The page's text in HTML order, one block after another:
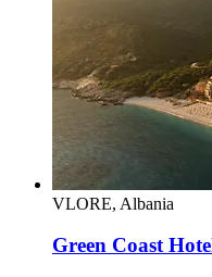
VLORE, Albania
Green Coast